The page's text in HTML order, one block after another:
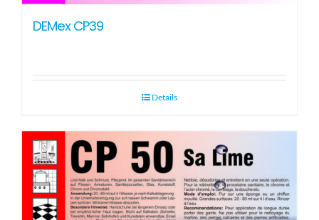
DEMex CP39
Details